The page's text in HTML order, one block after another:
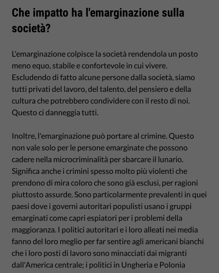
Che impatto ha l'emarginazione sulla
società?
L'emarginazione colpisce la società rendendola un posto
meno equo, stabile e confortevole in cui vivere.
Escludendo di fatto alcune persone dalla società, siamo
tutti privati del lavoro, del talento, del pensiero e della
cultura che potrebbero condividere con il resto di noi.
Questo ci danneggia tutti.
Inoltre, l'emarginazione può portare al crimine. Questo
non vale solo per le persone emarginate che possono
cadere nella microcriminalità per sbarcare il lunario.
Significa anche i crimini spesso molto più violenti che
prendono di mira coloro che sono già esclusi, per ragioni
piuttosto assurde. Sono particolarmente prevalenti in quei
paesi dove i governi autoritari populisti usano i gruppi
emarginati come capri espiatori per i problemi della
maggioranza. I politici autoritari e i loro alleati nei media
fanno del loro meglio per far sentire agli americani bianchi
che i loro posti di lavoro sono minacciati dai migranti
dall'America centrale; i politici in Ungheria e Polonia